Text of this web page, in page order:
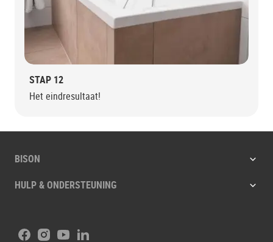
STAP 12
Het eindresultaat!
BISON
HULP & ONDERSTEUNING